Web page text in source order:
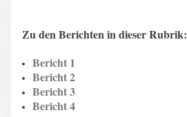
Zu den Berichten in dieser Rubrik:
Bericht 1
Bericht 2
Bericht 3
Bericht 4